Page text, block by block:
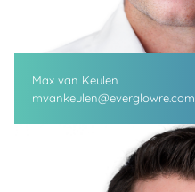
Max van Keulen
mvankeulen@everglowre.com